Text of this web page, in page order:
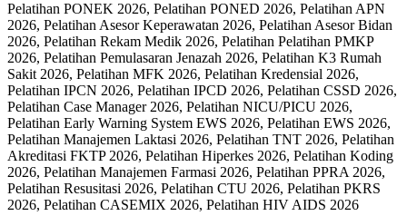
Pelatihan PONEK 2026, Pelatihan PONED 2026, Pelatihan APN
2026, Pelatihan Asesor Keperawatan 2026, Pelatihan Asesor Bidan
2026, Pelatihan Rekam Medik 2026, Pelatihan Pelatihan PMKP
2026, Pelatihan Pemulasaran Jenazah 2026, Pelatihan K3 Rumah
Sakit 2026, Pelatihan MFK 2026, Pelatihan Kredensial 2026,
Pelatihan IPCN 2026, Pelatihan IPCD 2026, Pelatihan CSSD 2026,
Pelatihan Case Manager 2026, Pelatihan NICU/PICU 2026,
Pelatihan Early Warning System EWS 2026, Pelatihan EWS 2026,
Pelatihan Manajemen Laktasi 2026, Pelatihan TNT 2026, Pelatihan
Akreditasi FKTP 2026, Pelatihan Hiperkes 2026, Pelatihan Koding
2026, Pelatihan Manajemen Farmasi 2026, Pelatihan PPRA 2026,
Pelatihan Resusitasi 2026, Pelatihan CTU 2026, Pelatihan PKRS
2026, Pelatihan CASEMIX 2026, Pelatihan HIV AIDS 2026